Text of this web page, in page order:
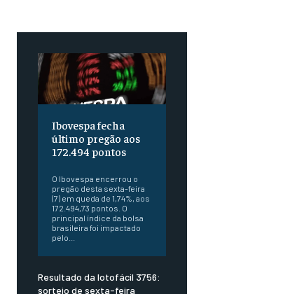
Ibovespa fecha
último pregão aos
172.494 pontos
O Ibovespa encerrou o
pregão desta sexta-feira
(7) em queda de 1,74%, aos
172.494,73 pontos. O
principal índice da bolsa
brasileira foi impactado
pelo...
Resultado da lotofácil 3756:
sorteio de sexta-feira